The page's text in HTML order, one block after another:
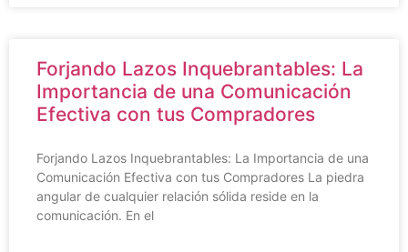
Forjando Lazos Inquebrantables: La
Importancia de una Comunicación
Efectiva con tus Compradores
Forjando Lazos Inquebrantables: La Importancia de una
Comunicación Efectiva con tus Compradores La piedra
angular de cualquier relación sólida reside en la
comunicación. En el